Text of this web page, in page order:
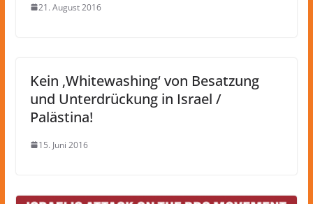
21. August 2016
Kein ‚Whitewashing‘ von Besatzung
und Unterdrückung in Israel /
Palästina!
15. Juni 2016